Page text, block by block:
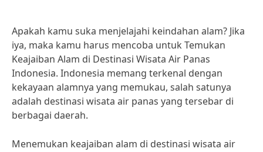
Apakah kamu suka menjelajahi keindahan alam? Jika
iya, maka kamu harus mencoba untuk Temukan
Keajaiban Alam di Destinasi Wisata Air Panas
Indonesia. Indonesia memang terkenal dengan
kekayaan alamnya yang memukau, salah satunya
adalah destinasi wisata air panas yang tersebar di
berbagai daerah.
Menemukan keajaiban alam di destinasi wisata air